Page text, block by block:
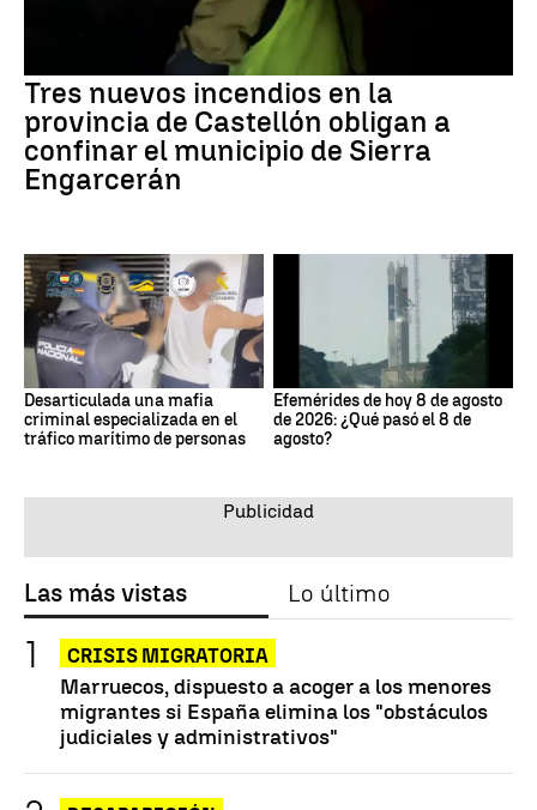
Tres nuevos incendios en la
provincia de Castellón obligan a
confinar el municipio de Sierra
Engarcerán
Desarticulada una mafia
criminal especializada en el
tráfico marítimo de personas
Efemérides de hoy 8 de agosto
de 2026: ¿Qué pasó el 8 de
agosto?
Las más vistas Lo último
CRISIS MIGRATORIA
Marruecos, dispuesto a acoger a los menores
migrantes si España elimina los "obstáculos
judiciales y administrativos"